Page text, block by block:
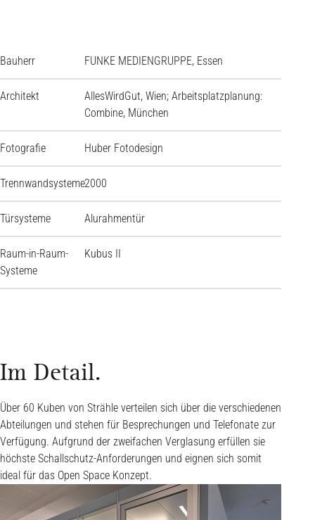
Bauherr FUNKE MEDIENGRUPPE, Essen
Architekt
AllesWirdGut, Wien; Arbeitsplatzplanung:
Combine, München
Fotografie Huber Fotodesign
Trennwandsysteme2000
Türsysteme Alurahmentür
Raum-in-Raum-
Systeme
Kubus II
Im Detail.
Über 60 Kuben von Strähle verteilen sich über die verschiedenen
Abteilungen und stehen für Besprechungen und Telefonate zur
Verfügung. Aufgrund der zweifachen Verglasung erfüllen sie
höchste Schallschutz-Anforderungen und eignen sich somit
ideal für das Open Space Konzept.